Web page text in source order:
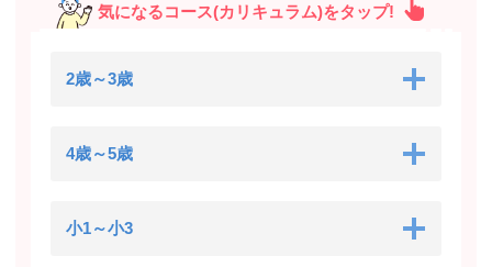
気になるコース(カリキュラム)をタップ!
2歳～3歳
4歳～5歳
小1～小3